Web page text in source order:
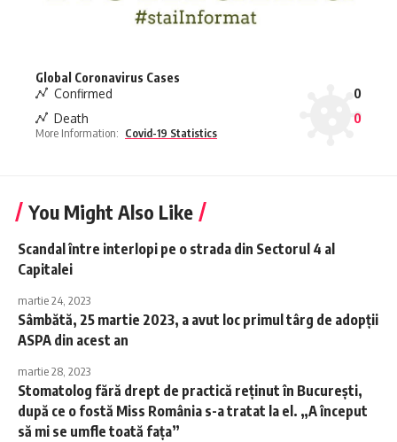
Global Coronavirus Cases
Confirmed
0
Death
0
More Information: Covid-19 Statistics
You Might Also Like
Scandal între interlopi pe o strada din Sectorul 4 al
Capitalei
martie 24, 2023
Sâmbătă, 25 martie 2023, a avut loc primul târg de adopții
ASPA din acest an
martie 28, 2023
Stomatolog fără drept de practică reținut în București,
după ce o fostă Miss România s-a tratat la el. „A început
să mi se umfle toată fața”